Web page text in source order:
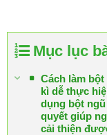
Mục lục
Cách làm
kì dễ thực
dụng bột
quyết giúp
cải thiện